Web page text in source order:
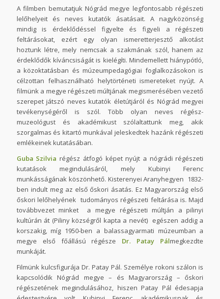
A filmben bemutatjuk Nógrád megye legfontosabb régészeti
lelőhelyeit és neves kutatók ásatásait. A nagyközönség
mindig is érdeklődéssel figyelte és figyeli a régészeti
feltárásokat, ezért egy olyan ismeretterjesztő alkotást
hoztunk létre, mely nemcsak a szakmának szól, hanem az
érdeklődők kíváncsiságát is kielégíti. Mindemellett hiánypótló,
a közoktatásban és múzeumpedagógiai foglalkozásokon is
célzottan felhasználható helytörténeti ismereteket nyújt. A
filmünk a megye régészeti múltjának megismerésében vezető
szerepet játszó neves kutatók életútjáról és Nógrád megyei
tevékenységéről is szól. Több olyan neves régész-
muzeológust és akadémikust szólaltattunk meg, akik
szorgalmas és kitartó munkával jeleskedtek hazánk régészeti
emlékeinek kutatásában.
Guba Szilvia régész átfogó képet nyújt a nógrádi régészeti
kutatások megindulásáról, mely Kubinyi Ferenc
munkásságának köszönhető. Kisterenyei Aranyhegyen 1832-
ben indult meg az első őskori ásatás. Ez Magyarország első
őskori lelőhelyének tudományos régészeti feltárása is. Majd
továbbvezet minket a megye régészeti múltján a pilinyi
kultúrán át (Piliny községről kapta a nevét) egészen addig a
korszakig, míg 1950-ben a balassagyarmati múzeumban a
megye első főállású régésze Dr. Patay Pálmegkezdte
munkáját.
Filmünk kulcsfigurája Dr. Patay Pál. Személye rokoni szálon is
kapcsolódik Nógrád megye – és Magyarország – őskori
régészetének megindulásához, hiszen Patay Pál édesapja